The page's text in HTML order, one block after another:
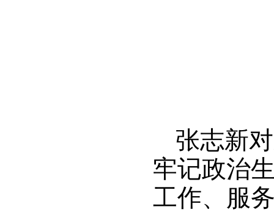
张志新
牢记政治
工作、服